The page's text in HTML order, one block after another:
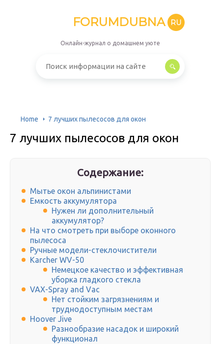
FORUMDUBNA RU
Онлайн-журнал о домашнем уюте
Home 7 лучших пылесосов для окон
7 лучших пылесосов для окон
Содержание:
Мытье окон альпинистами
Емкость аккумулятора
Нужен ли дополнительный
аккумулятор?
На что смотреть при выборе оконного
пылесоса
Ручные модели-стеклочистители
Karcher WV-50
Немецкое качество и эффективная
уборка гладкого стекла
VAX-Spray and Vac
Нет стойким загрязнениям и
труднодоступным местам
Hoover Jive
Разнообразие насадок и широкий
функционал